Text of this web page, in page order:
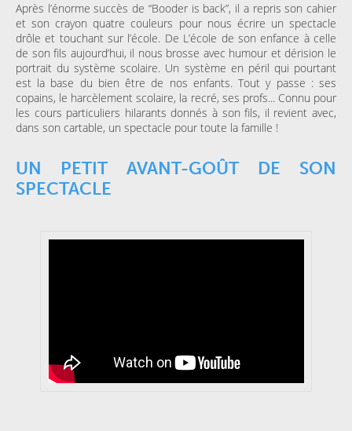
Après l’énorme succès de “Booder is back”, il a repris son cahier
et son crayon quatre couleurs pour nous écrire un spectacle
drôle et touchant sur l’école. De L’école de son enfance à celle
de son fils aujourd’hui, il nous brosse avec humour et dérision le
portrait du système scolaire. Un système en péril qui pourtant
est la base du bien être de nos enfants. Tout y passe : ses
copains, le harcèlement scolaire, la recré, ses profs... Connu pour
les cours particuliers hilarants donnés à son fils, il revient avec,
dans son cartable, un spectacle pour toute la famille !
UN PETIT AVANT-GOÛT DE SON
SPECTACLE